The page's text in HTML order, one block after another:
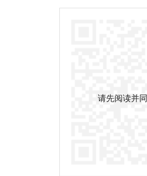
请先阅读并